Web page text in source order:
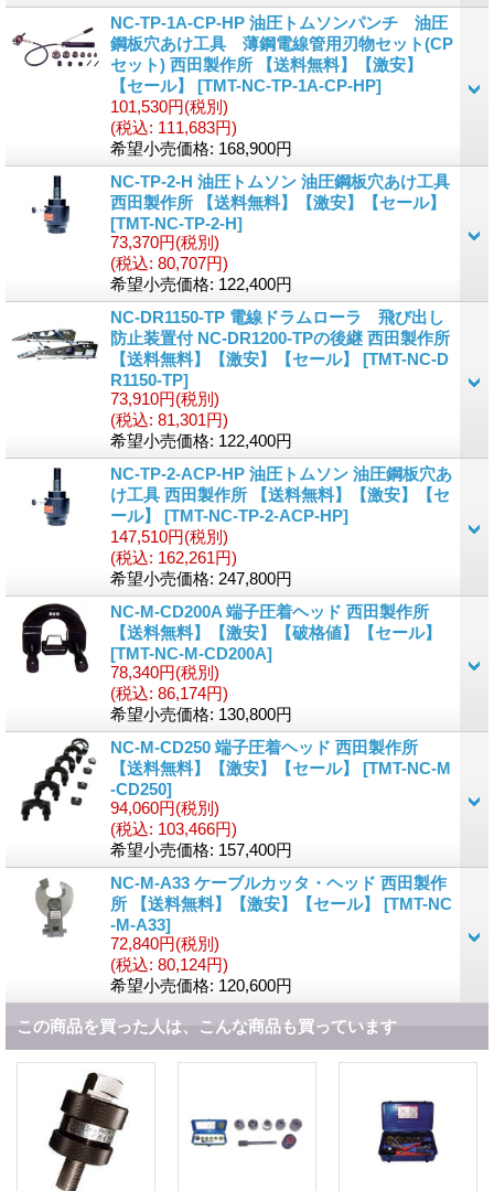
NC-TP-1A-CP-HP 油圧トムソンパンチ 油圧
鋼板穴あけ工具 薄鋼電線管用刃物セット(CP
セット) 西田製作所 【送料無料】【激安】
【セール】 [TMT-NC-TP-1A-CP-HP]
101,530円(税別)
(税込: 111,683円)
希望小売価格: 168,900円
NC-TP-2-H 油圧トムソン 油圧鋼板穴あけ工具
西田製作所 【送料無料】【激安】【セール】
[TMT-NC-TP-2-H]
73,370円(税別)
(税込: 80,707円)
希望小売価格: 122,400円
NC-DR1150-TP 電線ドラムローラ 飛び出し
防止装置付 NC-DR1200-TPの後継 西田製作所
【送料無料】【激安】【セール】 [TMT-NC-D
R1150-TP]
73,910円(税別)
(税込: 81,301円)
希望小売価格: 122,400円
NC-TP-2-ACP-HP 油圧トムソン 油圧鋼板穴あ
け工具 西田製作所 【送料無料】【激安】【セ
ール】 [TMT-NC-TP-2-ACP-HP]
147,510円(税別)
(税込: 162,261円)
希望小売価格: 247,800円
NC-M-CD200A 端子圧着ヘッド 西田製作所
【送料無料】【激安】【破格値】【セール】
[TMT-NC-M-CD200A]
78,340円(税別)
(税込: 86,174円)
希望小売価格: 130,800円
NC-M-CD250 端子圧着ヘッド 西田製作所
【送料無料】【激安】【セール】 [TMT-NC-M
-CD250]
94,060円(税別)
(税込: 103,466円)
希望小売価格: 157,400円
NC-M-A33 ケーブルカッタ・ヘッド 西田製作
所 【送料無料】【激安】【セール】 [TMT-NC
-M-A33]
72,840円(税別)
(税込: 80,124円)
希望小売価格: 120,600円
この商品を買った人は、こんな商品も買っています